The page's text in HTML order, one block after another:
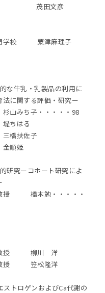
ン 茂田文彦
門学校 粟津麻理子
な牛乳・乳製品の利用に
に関する評価・研究ー
みち子・・・・・98
はる
佐子
順姫
研究ーコホート研究によ
授 橋本勉・・・・・
教授 柳川 洋
授 笠松隆洋
トロゲンおよびCa代謝の